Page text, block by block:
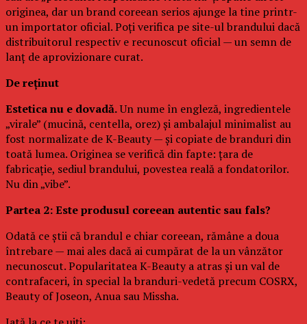
originea, dar un brand coreean serios ajunge la tine printr-
un importator oficial. Poți verifica pe site-ul brandului dacă
distribuitorul respectiv e recunoscut oficial — un semn de
lanț de aprovizionare curat.
De reținut
Estetica nu e dovadă.Un nume în engleză, ingredientele
„virale” (mucină, centella, orez) și ambalajul minimalist au
fost normalizate de K-Beauty — și copiate de branduri din
toată lumea. Originea se verifică din fapte: țara de
fabricație, sediul brandului, povestea reală a fondatorilor.
Nu din „vibe”.
Partea 2: Este produsul coreean autentic sau fals?
Odată ce știi că brandul e chiar coreean, rămâne a doua
întrebare — mai ales dacă ai cumpărat de la un vânzător
necunoscut. Popularitatea K-Beauty a atras și un val de
contrafaceri, în special la branduri-vedetă precum COSRX,
Beauty of Joseon, Anua sau Missha.